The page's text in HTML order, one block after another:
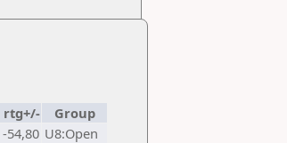
rtg+/-
Group
-54,80 U8:Open